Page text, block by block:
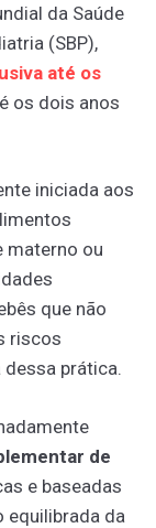
da Saúde
(SBP),
até os
os dois anos
iniciada aos
materno ou
que não
riscos
prática.
de
e baseadas
equilibrada da